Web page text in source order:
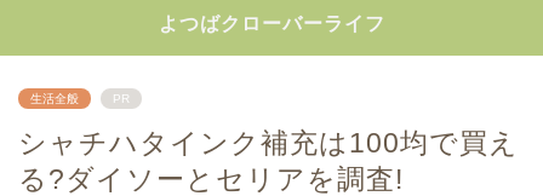
よつばクローバーライフ
生活全般 PR
シャチハタインク補充は100均で買え
る?ダイソーとセリアを調査!